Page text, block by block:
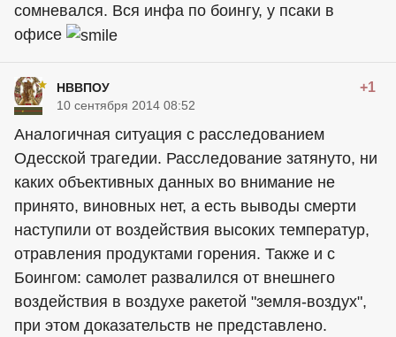
сомневался. Вся инфа по боингу, у псаки в
офисе
НВВПОУ +1
10 сентября 2014 08:52
Аналогичная ситуация с расследованием
Одесской трагедии. Расследование затянуто, ни
каких объективных данных во внимание не
принято, виновных нет, а есть выводы смерти
наступили от воздействия высоких температур,
отравления продуктами горения. Также и с
Боингом: самолет развалился от внешнего
воздействия в воздухе ракетой "земля-воздух",
при этом доказательств не представлено.